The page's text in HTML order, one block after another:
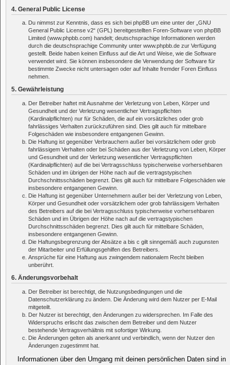
4. General Public License
Du nimmst zur Kenntnis, dass es sich bei phpBB um eine unter der „ GNU
General Public License v2“ (GPL) bereitgestellten Foren-Software von phpBB
Limited (www.phpbb.com) handelt; deutschsprachige Informationen werden
durch die deutschsprachige Community unter www.phpbb.de zur Verfügung
gestellt. Beide haben keinen Einfluss auf die Art und Weise, wie die Software
verwendet wird. Sie können insbesondere die Verwendung der Software für
bestimmte Zwecke nicht untersagen oder auf Inhalte fremder Foren Einfluss
nehmen.
5. Gewährleistung
Der Betreiber haftet mit Ausnahme der Verletzung von Leben, Körper und
Gesundheit und der Verletzung wesentlicher Vertragspflichten
(Kardinalpflichten) nur für Schäden, die auf ein vorsätzliches oder grob
fahrlässiges Verhalten zurückzuführen sind. Dies gilt auch für mittelbare
Folgeschäden wie insbesondere entgangenen Gewinn.
Die Haftung ist gegenüber Verbrauchern außer bei vorsätzlichem oder grob
fahrlässigem Verhalten oder bei Schäden aus der Verletzung von Leben, Körper
und Gesundheit und der Verletzung wesentlicher Vertragspflichten
(Kardinalpflichten) auf die bei Vertragsschluss typischerweise vorhersehbaren
Schäden und im übrigen der Höhe nach auf die vertragstypischen
Durchschnittsschäden begrenzt. Dies gilt auch für mittelbare Folgeschäden wie
insbesondere entgangenen Gewinn.
Die Haftung ist gegenüber Unternehmern außer bei der Verletzung von Leben,
Körper und Gesundheit oder vorsätzlichem oder grob fahrlässigem Verhalten
des Betreibers auf die bei Vertragsschluss typischerweise vorhersehbaren
Schäden und im Übrigen der Höhe nach auf die vertragstypischen
Durchschnittsschäden begrenzt. Dies gilt auch für mittelbare Schäden,
insbesondere entgangenen Gewinn.
Die Haftungsbegrenzung der Absätze a bis c gilt sinngemäß auch zugunsten
der Mitarbeiter und Erfüllungsgehilfen des Betreibers.
Ansprüche für eine Haftung aus zwingendem nationalem Recht bleiben
unberührt.
6. Änderungsvorbehalt
Der Betreiber ist berechtigt, die Nutzungsbedingungen und die
Datenschutzerklärung zu ändern. Die Änderung wird dem Nutzer per E-Mail
mitgeteilt.
Der Nutzer ist berechtigt, den Änderungen zu widersprechen. Im Falle des
Widerspruchs erlischt das zwischen dem Betreiber und dem Nutzer
bestehende Vertragsverhältnis mit sofortiger Wirkung.
Die Änderungen gelten als anerkannt und verbindlich, wenn der Nutzer den
Änderungen zugestimmt hat.
Informationen über den Umgang mit deinen persönlichen Daten sind in